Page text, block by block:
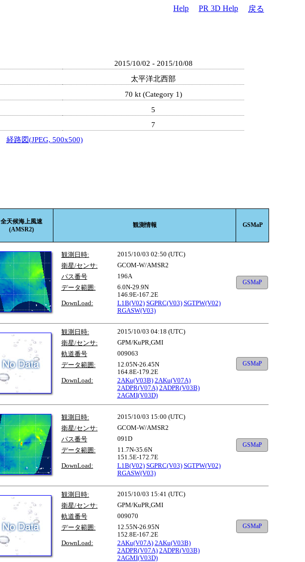
Help PR 3D Help 戻る
2015/10/02 - 2015/10/08
太平洋北西部
70 kt (Category 1)
5
7
経路図(JPEG, 500x500)
全天候海上風速
(AMSR2)
観測情報 GSMaP
観測日時:
2015/10/03 02:50 (UTC)
衛星/センサ:
GCOM-W/AMSR2
パス番号
196A
データ範囲:
6.0N-29.9N
146.9E-167.2E
DownLoad:
L1B(V02) SGPRC(V03) SGTPW(V02)
RGASW(V03)
GSMaP
観測日時:
2015/10/03 04:18 (UTC)
衛星/センサ:
GPM/KuPR,GMI
軌道番号
009063
データ範囲:
12.05N-26.45N
164.8E-179.2E
DownLoad:
2AKu(V03B) 2AKu(V07A)
2ADPR(V07A) 2ADPR(V03B)
2AGMI(V03D)
GSMaP
観測日時:
2015/10/03 15:00 (UTC)
衛星/センサ:
GCOM-W/AMSR2
パス番号
091D
データ範囲:
11.7N-35.6N
151.5E-172.7E
DownLoad:
L1B(V02) SGPRC(V03) SGTPW(V02)
RGASW(V03)
GSMaP
観測日時:
2015/10/03 15:41 (UTC)
衛星/センサ:
GPM/KuPR,GMI
軌道番号
009070
データ範囲:
12.55N-26.95N
152.8E-167.2E
DownLoad:
2AKu(V07A) 2AKu(V03B)
2ADPR(V07A) 2ADPR(V03B)
2AGMI(V03D)
GSMaP